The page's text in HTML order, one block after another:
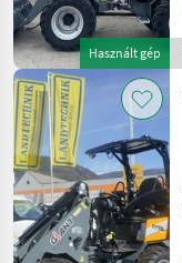
Használt gép